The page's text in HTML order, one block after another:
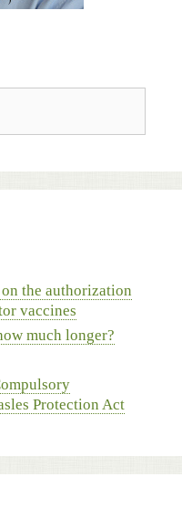
the authorization
vaccines
much longer?
Protection Act